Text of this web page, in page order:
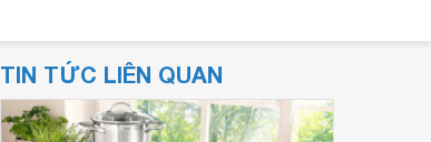
TIN TỨC LIÊN QUAN